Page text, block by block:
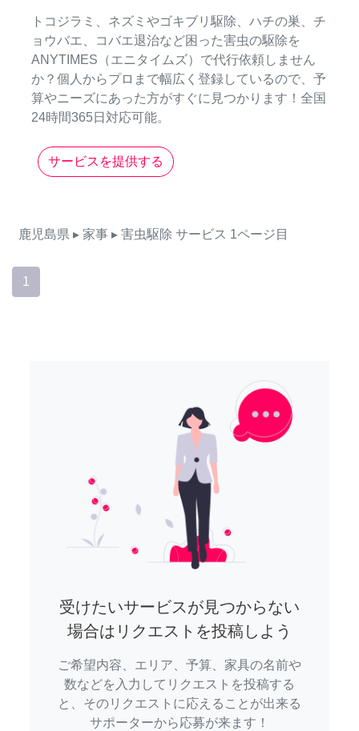
トコジラミ、ネズミやゴキブリ駆除、ハチの巣、チ
ョウバエ、コバエ退治など困った害虫の駆除を
ANYTIMES（エニタイムズ）で代行依頼しません
か？個人からプロまで幅広く登録しているので、予
算やニーズにあった方がすぐに見つかります！全国
24時間365日対応可能。
サービスを提供する
鹿児島県 ▸ 家事 ▸ 害虫駆除 サービス 1ページ目
1
受けたいサービスが見つからない
場合はリクエストを投稿しよう
ご希望内容、エリア、予算、家具の名前や
数などを入力してリクエストを投稿する
と、そのリクエストに応えることが出来る
サポーターから応募が来ます！